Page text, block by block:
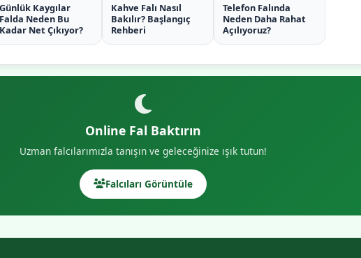
Günlük Kaygılar
Falda Neden Bu
Kadar Net Çıkıyor?
Kahve Falı Nasıl
Bakılır? Başlangıç
Rehberi
Telefon Falında
Neden Daha Rahat
Açılıyoruz?
Online Fal Baktırın
Uzman falcılarımızla tanışın ve geleceğinize ışık tutun!
Falcıları Görüntüle